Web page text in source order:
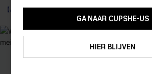
【AG18】2 met 10% korting 【AG18】2
GA NAAR CUPSHE-US
HIER BLIJVEN
15% KORTING OP
ABONNEREN